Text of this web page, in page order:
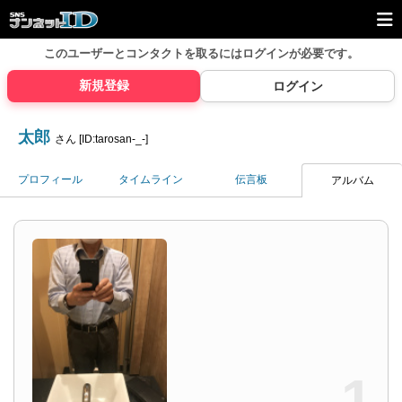
このユーザーとコンタクトを取るにはログインが必要です。
新規登録 ログイン
太郎 さん [ID:tarosan-_-]
プロフィール タイムライン 伝言板 アルバム